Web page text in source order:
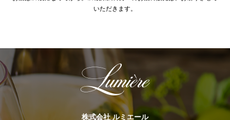
いただきます。
株式会社 ルミエール